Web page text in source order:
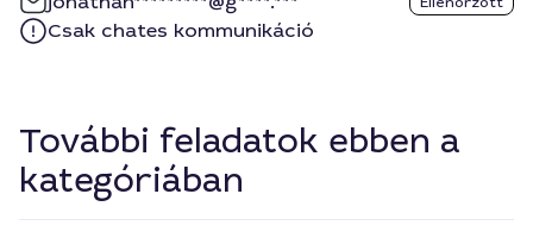
Csak chates kommunikáció
További feladatok ebben a
kategóriában